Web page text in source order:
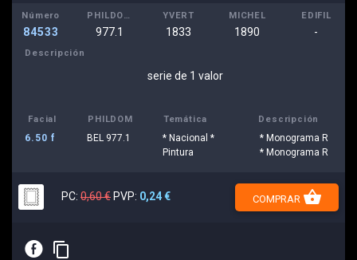
Número
84533
PHILDOM
977.1
YVERT
1833
MICHEL
1890
EDIFIL
-
Descripción
serie de 1 valor
Facial PHILDOM Temática Descripción
6.50 f BEL 977.1
* Nacional *
Pintura
* Monograma R
* Monograma R
PC: 0,60 € PVP: 0,24 € COMPRAR shopping_basket
E content_copy